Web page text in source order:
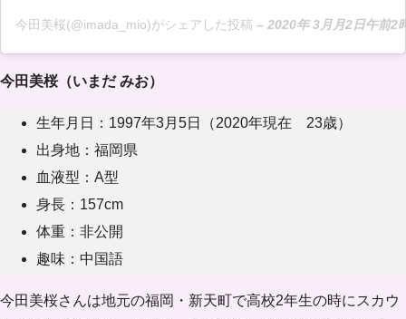
今田美桜(@imada_mio)がシェアした投稿 – 2020年 3月月2日午前2
今田美桜（いまだ みお）
生年月日：1997年3月5日（2020年現在 23歳）
出身地：福岡県
血液型：A型
身長：157cm
体重：非公開
趣味：中国語
今田美桜さんは地元の福岡・新天町で高校2年生の時にスカウ